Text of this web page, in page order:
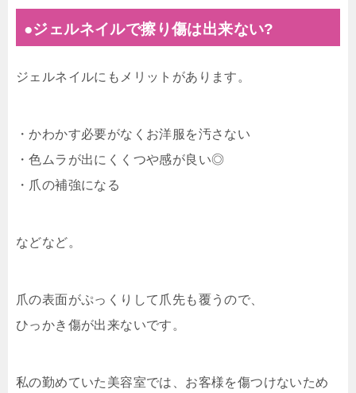
●ジェルネイルで擦り傷は出来ない?
ジェルネイルにもメリットがあります。
・かわかす必要がなくお洋服を汚さない
・色ムラが出にくくつや感が良い◎
・爪の補強になる
などなど。
爪の表面がぷっくりして爪先も覆うので、
ひっかき傷が出来ないです。
私の勤めていた美容室では、お客様を傷つけないため